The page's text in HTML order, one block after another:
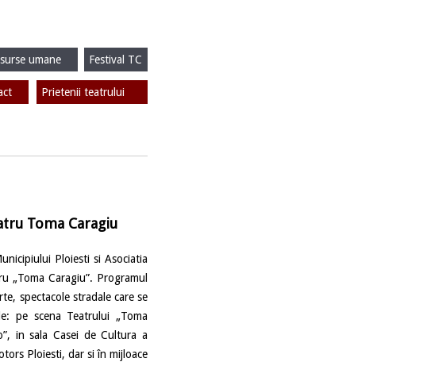
Festival TC
umane
Prietenii teatrului
Toma Caragiu
Ploiesti si Asociatia
„Toma Caragiu”. Programul
spectacole stradale care se
pe scena Teatrului „Toma
in sala Casei de Cultura a
Ploiesti, dar si în mijloace